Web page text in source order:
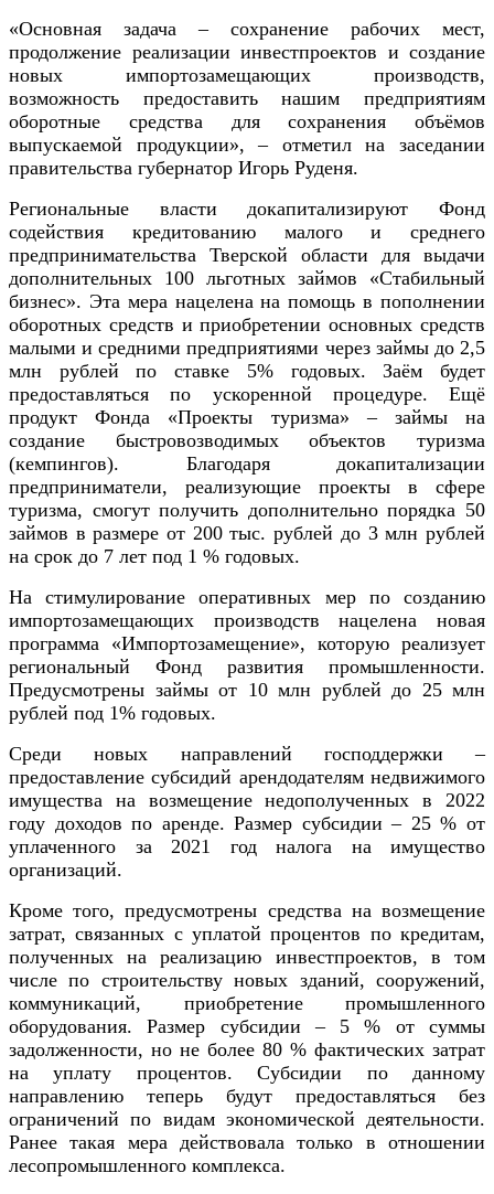
«Основная задача – сохранение рабочих мест,
продолжение реализации инвестпроектов и создание
новых импортозамещающих производств,
возможность предоставить нашим предприятиям
оборотные средства для сохранения объёмов
выпускаемой продукции», – отметил на заседании
правительства губернатор Игорь Руденя.
Региональные власти докапитализируют Фонд
содействия кредитованию малого и среднего
предпринимательства Тверской области для выдачи
дополнительных 100 льготных займов «Стабильный
бизнес». Эта мера нацелена на помощь в пополнении
оборотных средств и приобретении основных средств
малыми и средними предприятиями через займы до 2,5
млн рублей по ставке 5% годовых. Заём будет
предоставляться по ускоренной процедуре. Ещё
продукт Фонда «Проекты туризма» – займы на
создание быстровозводимых объектов туризма
(кемпингов). Благодаря докапитализации
предприниматели, реализующие проекты в сфере
туризма, смогут получить дополнительно порядка 50
займов в размере от 200 тыс. рублей до 3 млн рублей
на срок до 7 лет под 1 % годовых.
На стимулирование оперативных мер по созданию
импортозамещающих производств нацелена новая
программа «Импортозамещение», которую реализует
региональный Фонд развития промышленности.
Предусмотрены займы от 10 млн рублей до 25 млн
рублей под 1% годовых.
Среди новых направлений господдержки –
предоставление субсидий арендодателям недвижимого
имущества на возмещение недополученных в 2022
году доходов по аренде. Размер субсидии – 25 % от
уплаченного за 2021 год налога на имущество
организаций.
Кроме того, предусмотрены средства на возмещение
затрат, связанных с уплатой процентов по кредитам,
полученных на реализацию инвестпроектов, в том
числе по строительству новых зданий, сооружений,
коммуникаций, приобретение промышленного
оборудования. Размер субсидии – 5 % от суммы
задолженности, но не более 80 % фактических затрат
на уплату процентов. Субсидии по данному
направлению теперь будут предоставляться без
ограничений по видам экономической деятельности.
Ранее такая мера действовала только в отношении
лесопромышленного комплекса.